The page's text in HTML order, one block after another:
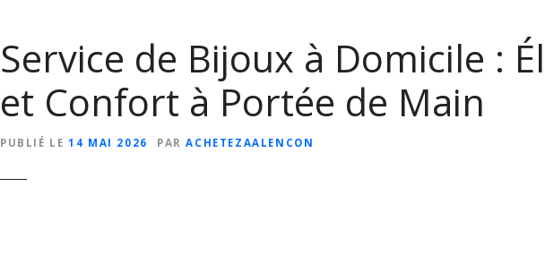
Service de Bijoux à Domicile :
et Confort à Portée de Main
PUBLIÉ LE 14 MAI 2026 PAR ACHETEZAALENCON